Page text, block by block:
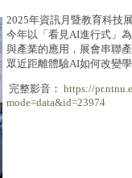
2025年資訊月暨教育科技
今年以「看見AI進行式」
與產業的應用，展會串聯
眾近距離體驗AI如何改變學
完整影音： https://
mode=data&id=23974